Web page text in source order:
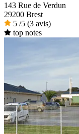
143 Rue de Verdun
29200 Brest
5 /5 (3 avis)
top notes